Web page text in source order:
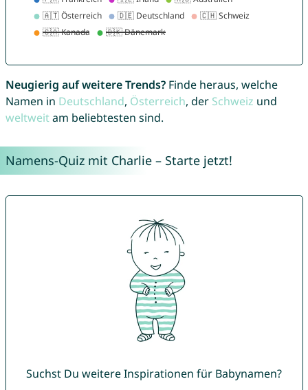
Neugierig auf weitere Trends?Finde heraus, welche
Namen in Deutschland, Österreich, der Schweiz und
weltweitam beliebtesten sind.
Namens-Quiz mit Charlie – Starte jetzt!
Suchst Du weitere Inspirationen für Babynamen?